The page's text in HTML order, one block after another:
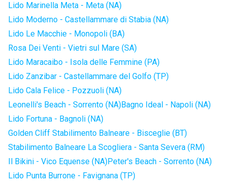
Lido Marinella Meta - Meta (NA)
Lido Moderno - Castellammare di Stabia (NA)
Lido Le Macchie - Monopoli (BA)
Rosa Dei Venti - Vietri sul Mare (SA)
Lido Maracaibo - Isola delle Femmine (PA)
Lido Zanzibar - Castellammare del Golfo (TP)
Lido Cala Felice - Pozzuoli (NA)
Leonelli's Beach - Sorrento (NA)Bagno Ideal - Napoli (NA)
Lido Fortuna - Bagnoli (NA)
Golden Cliff Stabilimento Balneare - Bisceglie (BT)
Stabilimento Balneare La Scogliera - Santa Severa (RM)
Il Bikini - Vico Equense (NA)Peter's Beach - Sorrento (NA)
Lido Punta Burrone - Favignana (TP)